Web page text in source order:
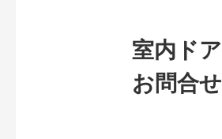
室内ドア
お問合せ